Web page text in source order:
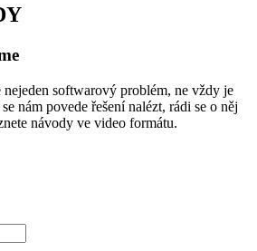
nejeden softwarový problém, ne vždy je
nám povede řešení nalézt, rádi se o něj
návody ve video formátu.